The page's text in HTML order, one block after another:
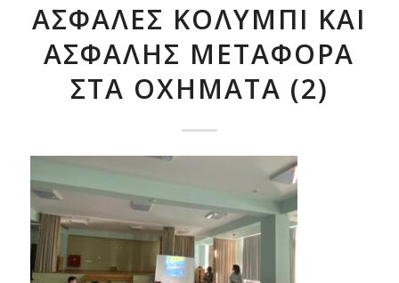
ΑΣΦΑΛΕΣ ΚΟΛΥΜΠΙ ΚΑΙ
ΑΣΦΑΛΗΣ ΜΕΤΑΦΟΡΑ
ΣΤΑ ΟΧΗΜΑΤΑ (2)